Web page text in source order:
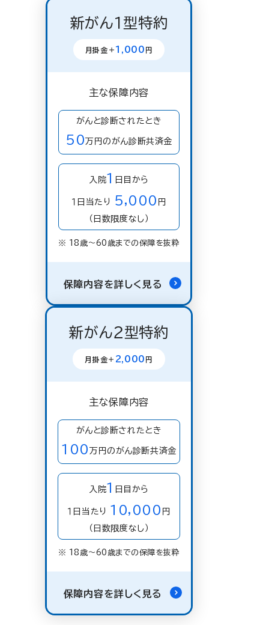
新がん１型特約
月掛金＋ 1,000 円
主な保障内容
がんと診断されたとき
50万円のがん診断共済金
入院1 日目から
１日当たり 5,000 円
（日数限度なし）
※ 18歳〜60歳までの保障を抜粋
保障内容を詳しく見る
新がん２型特約
月掛金＋ 2,000 円
主な保障内容
がんと診断されたとき
100万円のがん診断共済金
入院1 日目から
１日当たり 10,000 円
（日数限度なし）
※ 18歳〜60歳までの保障を抜粋
保障内容を詳しく見る